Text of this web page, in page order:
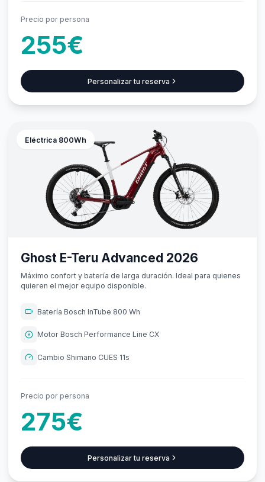
Precio por persona
255€
Personalizar tu reserva
Eléctrica 800Wh
Ghost E-Teru Advanced 2026
Máximo confort y batería de larga duración. Ideal para quienes
quieren el mejor equipo disponible.
Batería Bosch InTube 800 Wh
Motor Bosch Performance Line CX
Cambio Shimano CUES 11s
Precio por persona
275€
Personalizar tu reserva